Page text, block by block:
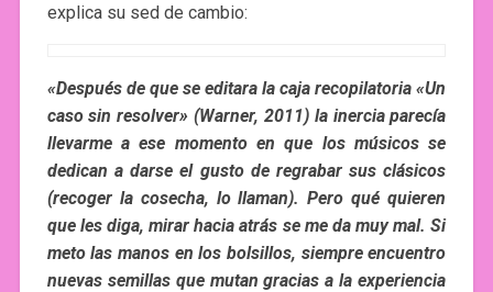
explica su sed de cambio:
«Después de que se editara la caja recopilatoria «Un
caso sin resolver» (Warner, 2011) la inercia parecía
llevarme a ese momento en que los músicos se
dedican a darse el gusto de regrabar sus clásicos
(recoger la cosecha, lo llaman). Pero qué quieren
que les diga, mirar hacia atrás se me da muy mal. Si
meto las manos en los bolsillos, siempre encuentro
nuevas semillas que mutan gracias a la experiencia